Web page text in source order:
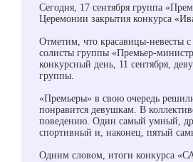
Сегодня, 17 сентября группа
Церемонии закрытия конкурса
Отметим, что красавицы-невесты с
солисты группы «Премьер-
конкурсный день, 11 сентября,
группы.
«Премьеры» в свою очередь
понравится девушкам. В
поведению. Один самый умный,
спортивный и, наконец, пятый
Одним словом, итоги